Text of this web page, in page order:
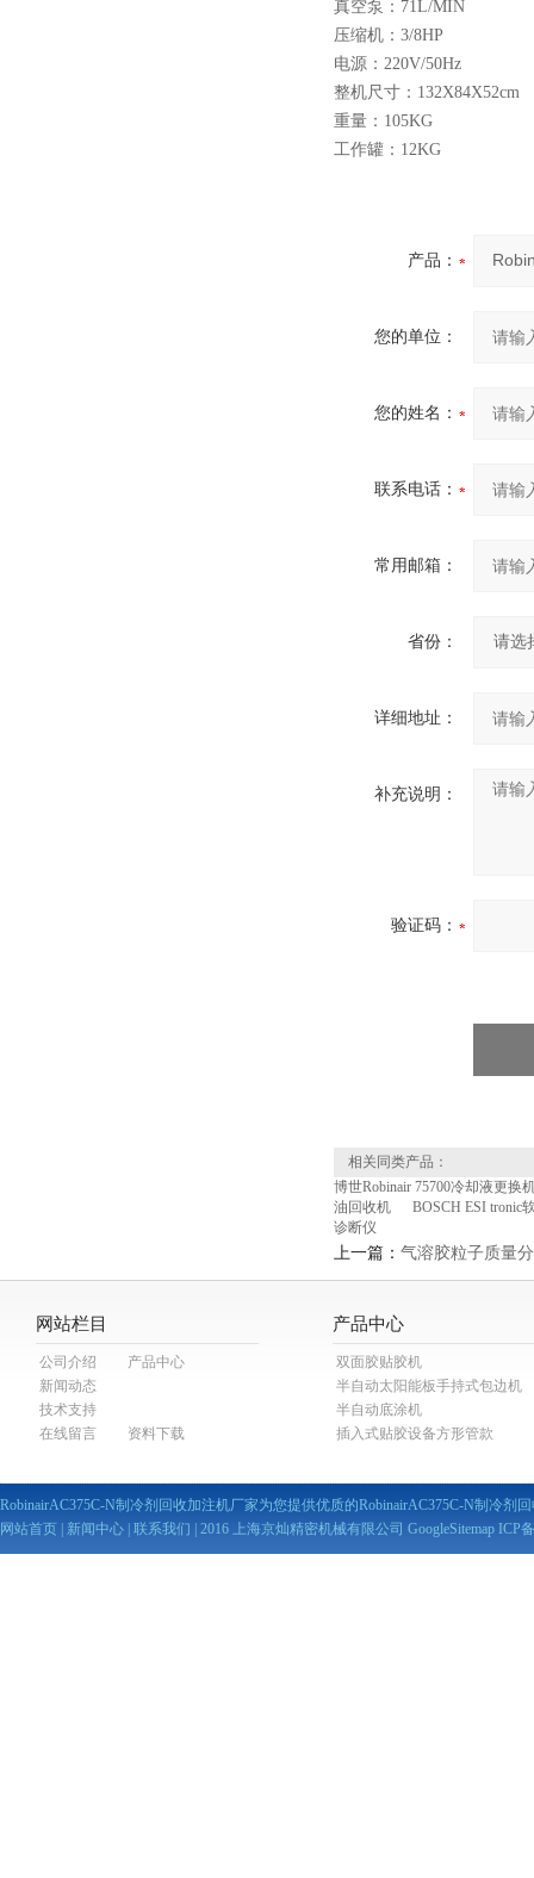
真空泵：71L/MIN
压缩机：3/8HP
电源：220V/50Hz
整机尺寸：132X84X52cm
重量：105KG
工作罐：12KG
产品：
您的单位：
您的姓名：
联系电话：
常用邮箱：
省份：
详细地址：
补充说明：
验证码：
相关同类产品：
博世Robinair 75700冷却液更换
油回收机
BOSCH ESI tronic
诊断仪
上一篇： 气溶胶粒子质量
网站栏目
公司介绍
产品中心
新闻动态
技术支持
在线留言
资料下载
产品中心
双面胶贴胶机
半自动太阳能板手持式包边机
半自动底涂机
插入式贴胶设备方形管款
RobinairAC375C-N制冷剂回收加注机厂家为您提供优质的RobinairAC375C-N制冷剂
网站首页
新闻中心 联系我们 | 2016 上海京灿精密机械有限公司 GoogleSitemap ICP